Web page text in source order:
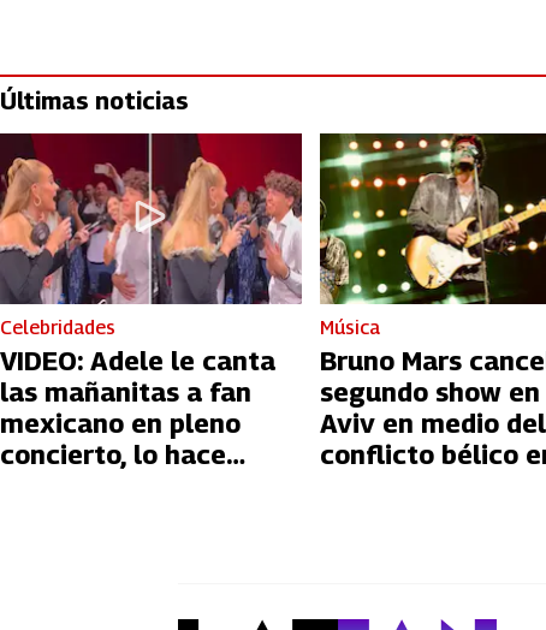
Últimas noticias
Celebridades
VIDEO: Adele le canta
las mañanitas a fan
mexicano en pleno
concierto, lo hace
Música
Bruno Mars
segundo show
Aviv en medio del
conflicto bélico